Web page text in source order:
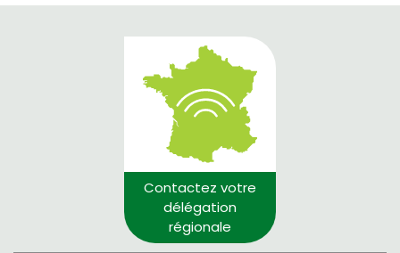
Contactez votre
délégation
régionale